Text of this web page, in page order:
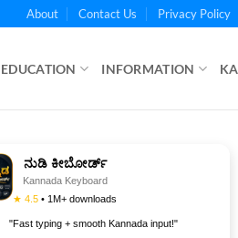
About Contact Us Privacy Policy
EDUCATION INFORMATION
ನುಡಿ ಕೀಬೋರ್ಡ್
Kannada Keyboard
★ 4.5 • 1M+ downloads
"Fast typing + smooth Kannada input!"